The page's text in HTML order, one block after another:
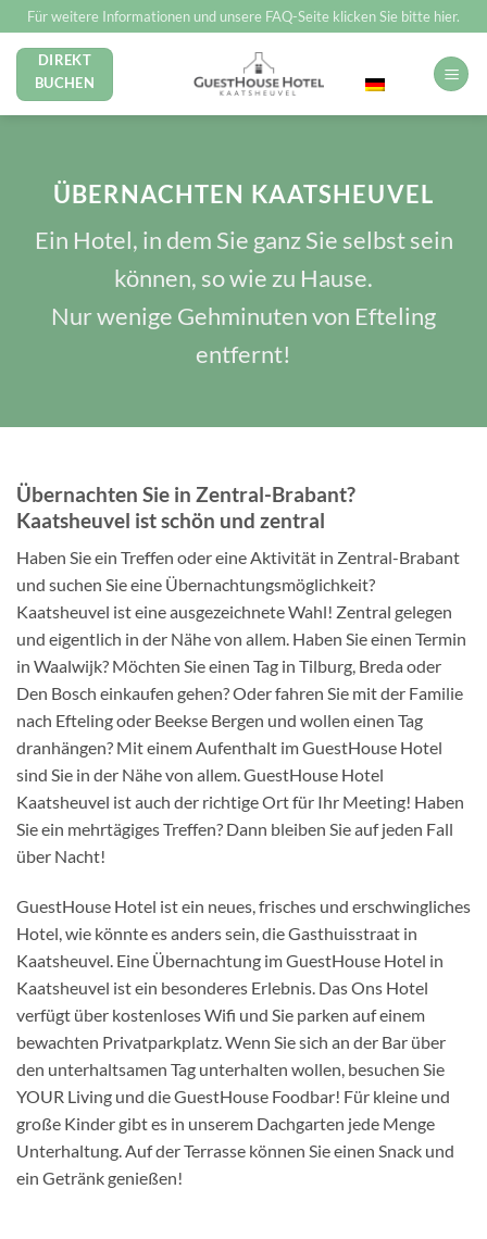
Zum
Inhalt
springen
Für weitere Informationen und unsere FAQ-Seite klicken Sie bitte hier.
DIREKT
BUCHEN
ÜBERNACHTEN KAATSHEUVEL
Ein Hotel, in dem Sie ganz Sie selbst sein
können, so wie zu Hause.
Nur wenige Gehminuten von Efteling
entfernt!
Übernachten Sie in Zentral-Brabant?
Kaatsheuvel ist schön und zentral
Haben Sie ein Treffen oder eine Aktivität in Zentral-Brabant
und suchen Sie eine Übernachtungsmöglichkeit?
Kaatsheuvel ist eine ausgezeichnete Wahl! Zentral gelegen
und eigentlich in der Nähe von allem. Haben Sie einen Termin
in Waalwijk? Möchten Sie einen Tag in Tilburg, Breda oder
Den Bosch einkaufen gehen? Oder fahren Sie mit der Familie
nach Efteling oder Beekse Bergen und wollen einen Tag
dranhängen? Mit einem Aufenthalt im GuestHouse Hotel
sind Sie in der Nähe von allem. GuestHouse Hotel
Kaatsheuvel ist auch der richtige Ort für Ihr Meeting! Haben
Sie ein mehrtägiges Treffen? Dann bleiben Sie auf jeden Fall
über Nacht!
GuestHouse Hotel ist ein neues, frisches und erschwingliches
Hotel, wie könnte es anders sein, die Gasthuisstraat in
Kaatsheuvel. Eine Übernachtung im GuestHouse Hotel in
Kaatsheuvel ist ein besonderes Erlebnis. Das Ons Hotel
verfügt über kostenloses Wifi und Sie parken auf einem
bewachten Privatparkplatz. Wenn Sie sich an der Bar über
den unterhaltsamen Tag unterhalten wollen, besuchen Sie
YOUR Living und die GuestHouse Foodbar! Für kleine und
große Kinder gibt es in unserem Dachgarten jede Menge
Unterhaltung. Auf der Terrasse können Sie einen Snack und
ein Getränk genießen!